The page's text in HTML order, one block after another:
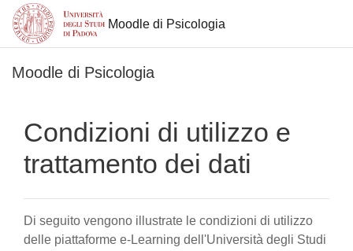
Moodle di Psicologia
Moodle di Psicologia
Condizioni di utilizzo e
trattamento dei dati
Di seguito vengono illustrate le condizioni di utilizzo
delle piattaforme e-Learning dell'Università degli Studi